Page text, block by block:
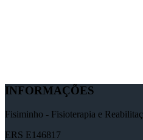
INFORMAÇÕES
Fisiminho - Fisioterapia e
ERS E146817